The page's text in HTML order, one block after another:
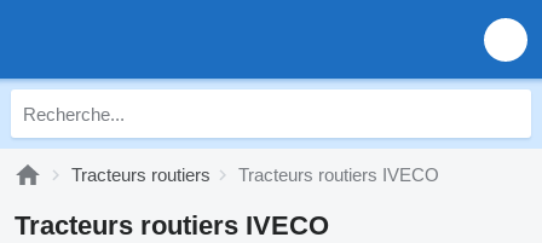
Tracteurs routiers Tracteurs routiers IVECO
Tracteurs routiers IVECO